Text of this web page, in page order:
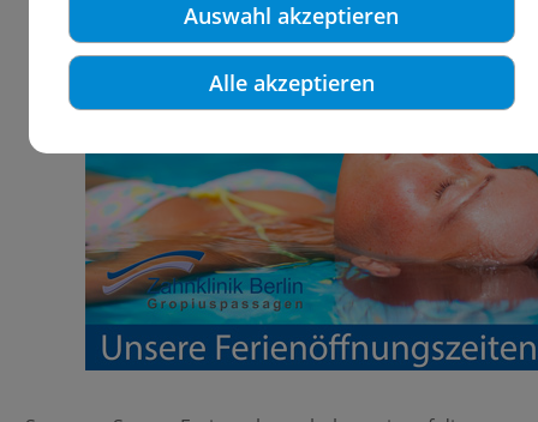
Auswahl akzeptieren
Alle akzeptieren